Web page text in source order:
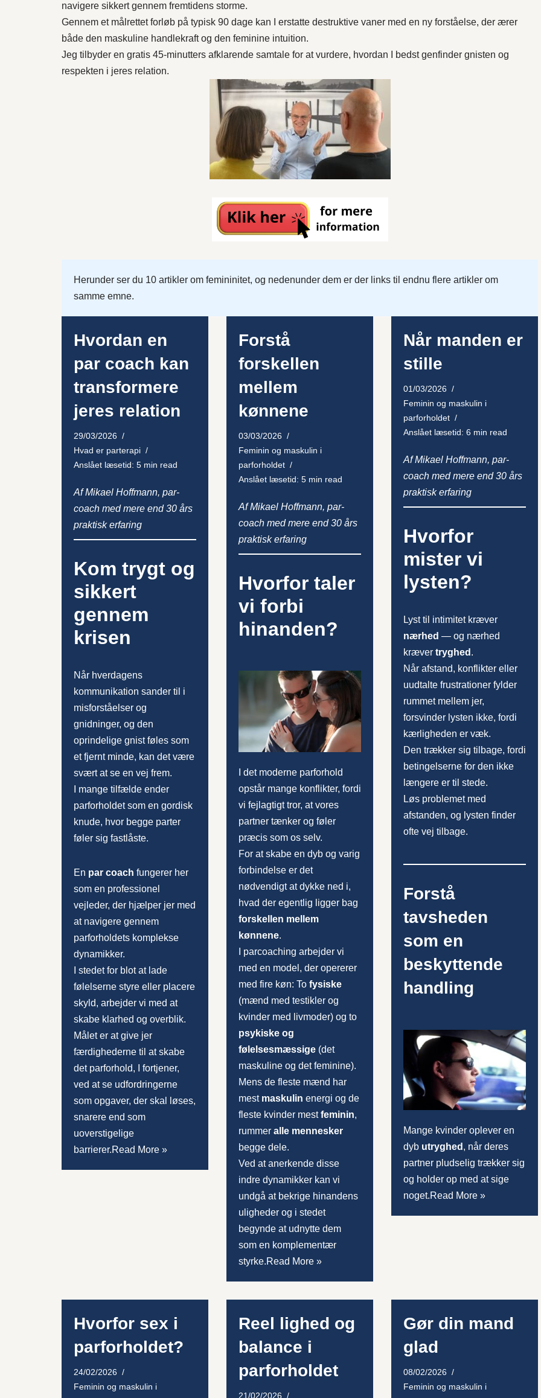
navigere sikkert gennem fremtidens storme.
Gennem et målrettet forløb på typisk 90 dage kan I erstatte destruktive vaner med en ny forståelse, der ærer
både den maskuline handlekraft og den feminine intuition.
Jeg tilbyder en gratis 45-minutters afklarende samtale for at vurdere, hvordan I bedst genfinder gnisten og
respekten i jeres relation.
Herunder ser du 10 artikler om femininitet, og nedenunder dem er der links til endnu flere artikler om
samme emne.
Hvordan en
par coach kan
transformere
jeres relation
29/03/2026
Hvad er parterapi
Anslået læsetid: 5 min read
Af Mikael Hoffmann, par-
coach med mere end 30 års
praktisk erfaring
Kom trygt og
sikkert
gennem
krisen
Når hverdagens
kommunikation sander til i
misforståelser og
gnidninger, og den
oprindelige gnist føles som
et fjernt minde, kan det være
svært at se en vej frem.
I mange tilfælde ender
parforholdet som en gordisk
knude, hvor begge parter
føler sig fastlåste.
En par coach fungerer her
som en professionel
vejleder, der hjælper jer med
at navigere gennem
parforholdets komplekse
dynamikker.
I stedet for blot at lade
følelserne styre eller placere
skyld, arbejder vi med at
skabe klarhed og overblik.
Målet er at give jer
færdighederne til at skabe
det parforhold, I fortjener,
ved at se udfordringerne
som opgaver, der skal løses,
snarere end som
uoverstigelige
barrierer.Read More »
Forstå
forskellen
mellem
kønnene
03/03/2026
Feminin og maskulin i
parforholdet
Anslået læsetid: 5 min read
Af Mikael Hoffmann, par-
coach med mere end 30 års
praktisk erfaring
Hvorfor taler
vi forbi
hinanden?
I det moderne parforhold
opstår mange konflikter, fordi
vi fejlagtigt tror, at vores
partner tænker og føler
præcis som os selv.
For at skabe en dyb og varig
forbindelse er det
nødvendigt at dykke ned i,
hvad der egentlig ligger bag
forskellen mellem
kønnene.
I parcoaching arbejder vi
med en model, der opererer
med fire køn: To fysiske
(mænd med testikler og
kvinder med livmoder) og to
psykiske og
følelsesmæssige(det
maskuline og det feminine).
Mens de fleste mænd har
mest maskulin energi og de
fleste kvinder mestfeminin,
rummer alle mennesker
begge dele.
Ved at anerkende disse
indre dynamikker kan vi
undgå at bekrige hinandens
uligheder og i stedet
begynde at udnytte dem
som en komplementær
styrke.Read More »
Når manden er
stille
01/03/2026
Feminin og maskulin i
parforholdet
Anslået læsetid: 6 min read
Af Mikael Hoffmann, par-
coach med mere end 30 års
praktisk erfaring
Hvorfor
mister vi
lysten?
Lyst til intimitet kræver
nærhed — og nærhed
kræver tryghed .
Når afstand, konflikter eller
uudtalte frustrationer fylder
rummet mellem jer,
forsvinder lysten ikke, fordi
kærligheden er væk.
Den trækker sig tilbage, fordi
betingelserne for den ikke
længere er til stede.
Løs problemet med
afstanden, og lysten finder
ofte vej tilbage.
Forstå
tavsheden
som en
beskyttende
handling
Mange kvinder oplever en
dyb utryghed , når deres
partner pludselig trækker sig
og holder op med at sige
noget.Read More »
Hvorfor sex i
parforholdet?
24/02/2026
Feminin og maskulin i
Reel lighed og
balance i
parforholdet
21/02/2026
Gør din mand
glad
08/02/2026
Feminin og maskulin i